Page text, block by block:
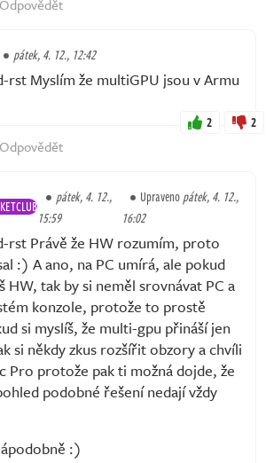
Odpovědět
pátek, 4. 12., 12:42
rst Myslím že multiGPU jsou v Armu
2 2
Odpovědět
pátek, 4. 12.,
15:59
Upravenopátek, 4. 12.,
16:02
rst Právě že HW rozumím, proto
:) A ano, na PC umírá, ale pokud
HW, tak by si neměl srovnávat PC a
konzole, protože to prostě
si myslíš, že multi-gpu přináší jen
si někdy zkus rozšířit obzory a chvíli
Pro protože pak ti možná dojde, že
podobné řešení nedají vždy
:)